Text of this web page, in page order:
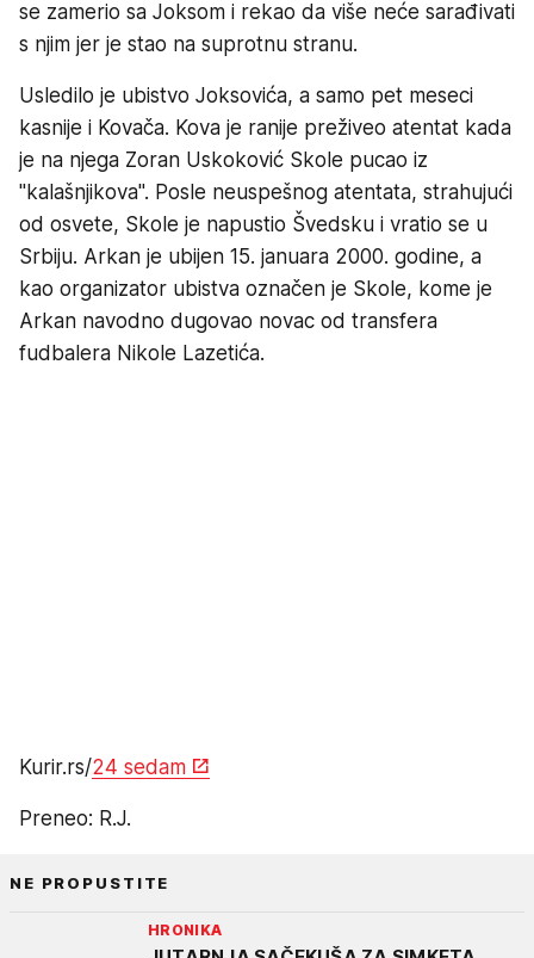
se zamerio sa Joksom i rekao da više neće sarađivati
s njim jer je stao na suprotnu stranu.
Usledilo je ubistvo Joksovića, a samo pet meseci
kasnije i Kovača. Kova je ranije preživeo atentat kada
je na njega Zoran Uskoković Skole pucao iz
"kalašnjikova". Posle neuspešnog atentata, strahujući
od osvete, Skole je napustio Švedsku i vratio se u
Srbiju. Arkan je ubijen 15. januara 2000. godine, a
kao organizator ubistva označen je Skole, kome je
Arkan navodno dugovao novac od transfera
fudbalera Nikole Lazetića.
Kurir.rs/24 sedam
Preneo: R.J.
NE PROPUSTITE
HRONIKA